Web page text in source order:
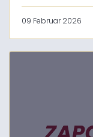
09 Februar 2026